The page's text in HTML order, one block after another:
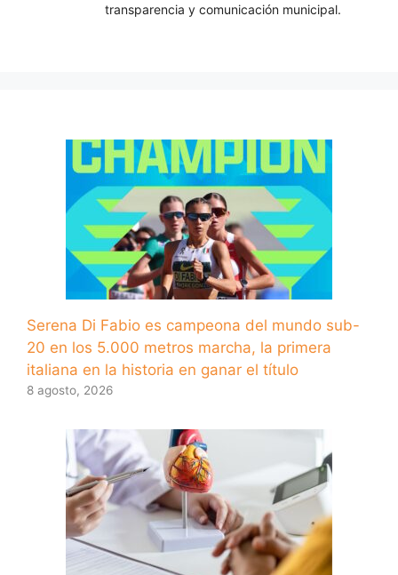
transparencia y comunicación municipal.
Serena Di Fabio es campeona del mundo sub-
20 en los 5.000 metros marcha, la primera
italiana en la historia en ganar el título
8 agosto, 2026